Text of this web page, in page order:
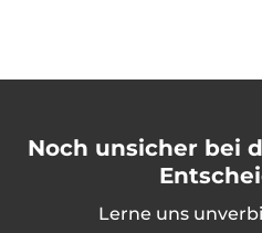
Noch unsicher bei
Lerne uns